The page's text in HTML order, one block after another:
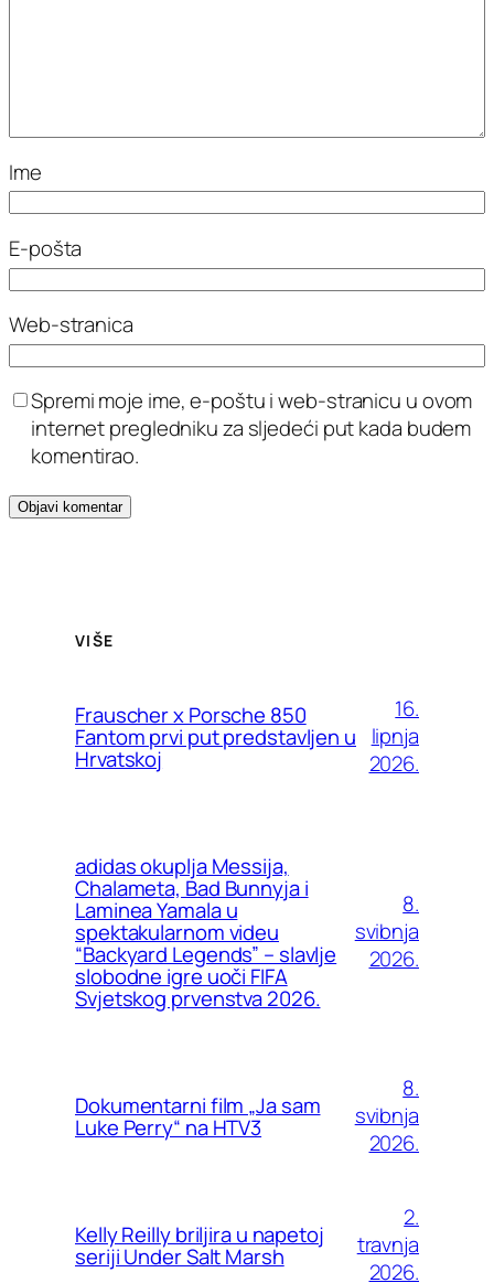
Ime
E-pošta
Web-stranica
Spremi moje ime, e-poštu i web-stranicu u ovom
internet pregledniku za sljedeći put kada budem
komentirao.
VIŠE
Frauscher x Porsche 850
Fantom prvi put predstavljen u
Hrvatskoj
16.
lipnja
2026.
adidas okuplja Messija,
Chalameta, Bad Bunnyja i
Laminea Yamala u
spektakularnom videu
“Backyard Legends” – slavlje
slobodne igre uoči FIFA
Svjetskog prvenstva 2026.
8.
svibnja
2026.
Dokumentarni film „Ja sam
Luke Perry“ na HTV3
8.
svibnja
2026.
Kelly Reilly briljira u napetoj
seriji Under Salt Marsh
2.
travnja
2026.